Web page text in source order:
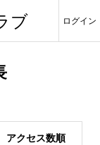
ブ ログイン
アクセス数順